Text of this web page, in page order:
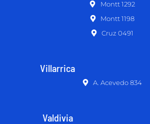
Montt 1292
Montt 1198
Cruz 0491
Villarrica
A. Acevedo 834
Valdivia